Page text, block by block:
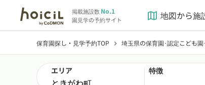
掲載施設数No.1
園見学の予約サイト map 地図から施
保育園探し・見学予約TOP chevron_right 埼玉県の保育園･認定こども
エリア 特徴